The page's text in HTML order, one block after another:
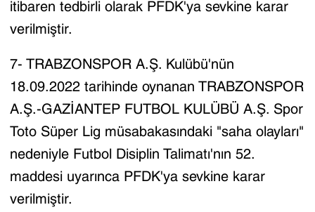
itibaren tedbirli olarak PFDK'ya sevkine karar
verilmiştir.
7- TRABZONSPOR A.Ş. Kulübü'nün
18.09.2022 tarihinde oynanan TRABZONSPOR
A.Ş.-GAZİANTEP FUTBOL KULÜBÜ A.Ş. Spor
Toto Süper Lig müsabakasındaki "saha olayları"
nedeniyle Futbol Disiplin Talimatı'nın 52.
maddesi uyarınca PFDK'ya sevkine karar
verilmiştir.